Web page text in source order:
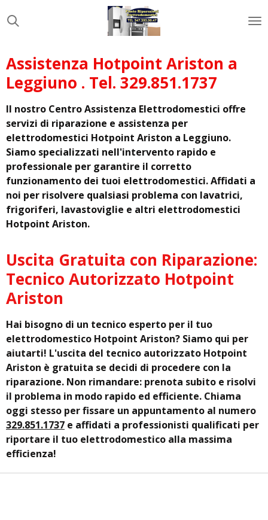
al
principale
Assistenza Hotpoint Ariston a
Leggiuno . Tel. 329.851.1737
Il nostro Centro Assistenza Elettrodomestici offre
servizi di riparazione e assistenza per
elettrodomestici Hotpoint Ariston a Leggiuno.
Siamo specializzati nell'intervento rapido e
professionale per garantire il corretto
funzionamento dei tuoi elettrodomestici. Affidati a
noi per risolvere qualsiasi problema con lavatrici,
frigoriferi, lavastoviglie e altri elettrodomestici
Hotpoint Ariston.
Uscita Gratuita con Riparazione:
Tecnico Autorizzato Hotpoint
Ariston
Hai bisogno di un tecnico esperto per il tuo
elettrodomestico Hotpoint Ariston? Siamo qui per
aiutarti! L'uscita del tecnico autorizzato Hotpoint
Ariston è gratuita se decidi di procedere con la
riparazione. Non rimandare: prenota subito e risolvi
il problema in modo rapido ed efficiente. Chiama
oggi stesso per fissare un appuntamento al numero
329.851.1737 e affidati a professionisti qualificati per
riportare il tuo elettrodomestico alla massima
efficienza!